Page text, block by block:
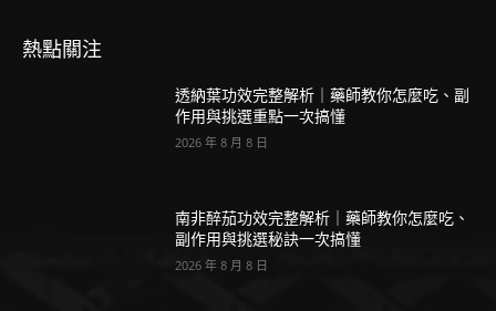
熱點關注
透納葉功效完整解析｜藥師教你怎麼吃、副
作用與挑選重點一次搞懂
2026 年 8 月 8 日
南非醉茄功效完整解析｜藥師教你怎麼吃、
副作用與挑選秘訣一次搞懂
2026 年 8 月 8 日